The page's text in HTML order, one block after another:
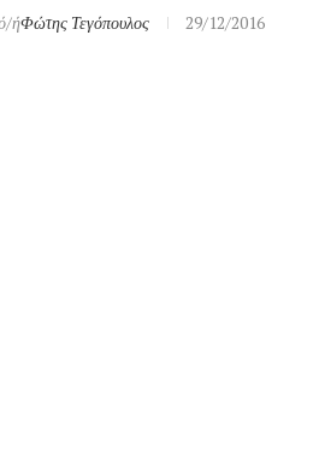
ήΦώτης Τεγόπουλος 29/12/2016